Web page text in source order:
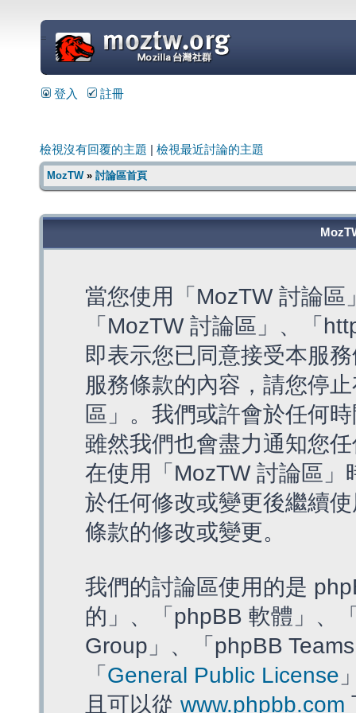
=
登入 註冊
檢視沒有回覆的主題 檢視最近討論的主題
MozTW» 討論區首頁
當您使用「MozTW 討論
「MozTW 討論區」、「
即表示您已同意接受本服
服務條款的內容，請您停
區」。我們或許會於任何
雖然我們也會盡力通知您
在使用「MozTW 討論區
於任何修改或變更後繼續
條款的修改或變更。
我們的討論區使用的是
的」、「phpBB 軟體」、
Group」、「phpBB
「 General Public License
且可以從 www.phpbb.com